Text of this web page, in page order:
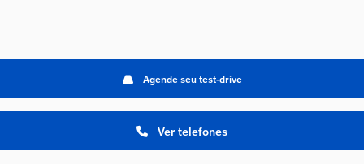
Ver telefones
Agende seu test-drive